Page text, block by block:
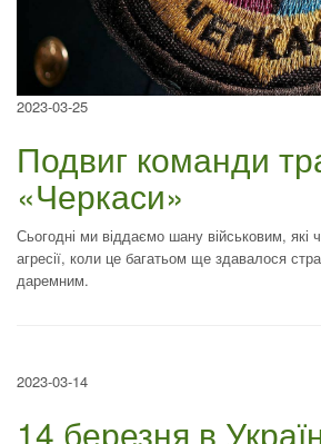
2023-03-25
Подвиг команди
«Черкаси»
Сьогодні ми віддаємо шану військовим, які
агресії, коли це багатьом ще здавалося
даремним.
2023-03-14
14 березня в